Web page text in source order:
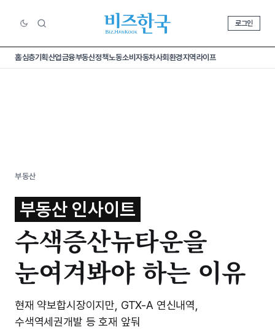
로그인
홈심층기획산업금융부동산정책노동소비 자동차사회환경지역라이프
부동산
부동산 인사이트
수색증산뉴타운을
눈여겨봐야 하는 이유
현재 약보합시장이지만, GTX-A 연신내역,
수색역세권개발 등 호재 앞둬